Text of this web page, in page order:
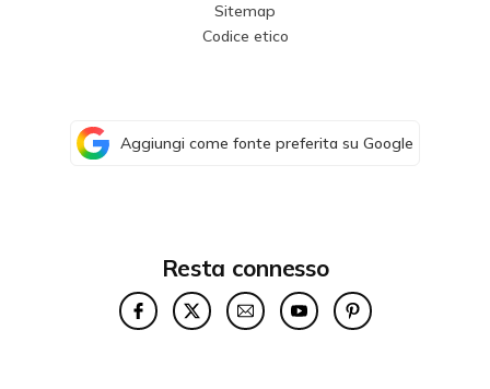
Sitemap
Codice etico
Aggiungi come fonte preferita su Google
Resta connesso